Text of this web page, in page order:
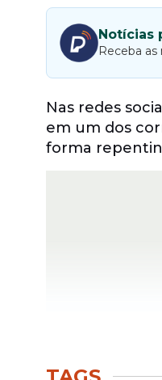
Notícias
Receba as
Nas redes
em um dos
forma